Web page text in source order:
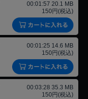
00:01:57 20.1 MB
150円(税込)
00:01:25 14.6 MB
150円(税込)
00:03:28 35.3 MB
150円(税込)